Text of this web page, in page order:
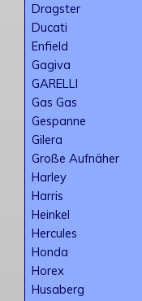
Dragster
Ducati
Enfield
Gagiva
GARELLI
Gas Gas
Gespanne
Gilera
Große Aufnäher
Harley
Harris
Heinkel
Hercules
Honda
Horex
Husaberg